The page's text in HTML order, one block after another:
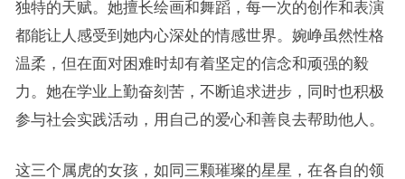
独特的天赋。她擅长绘画和舞蹈，每一次的创作和表演
都能让人感受到她内心深处的情感世界。婉峥虽然性格
温柔，但在面对困难时却有着坚定的信念和顽强的毅
力。她在学业上勤奋刻苦，不断追求进步，同时也积极
参与社会实践活动，用自己的爱心和善良去帮助他人。
这三个属虎的女孩，如同三颗璀璨的星星，在各自的领